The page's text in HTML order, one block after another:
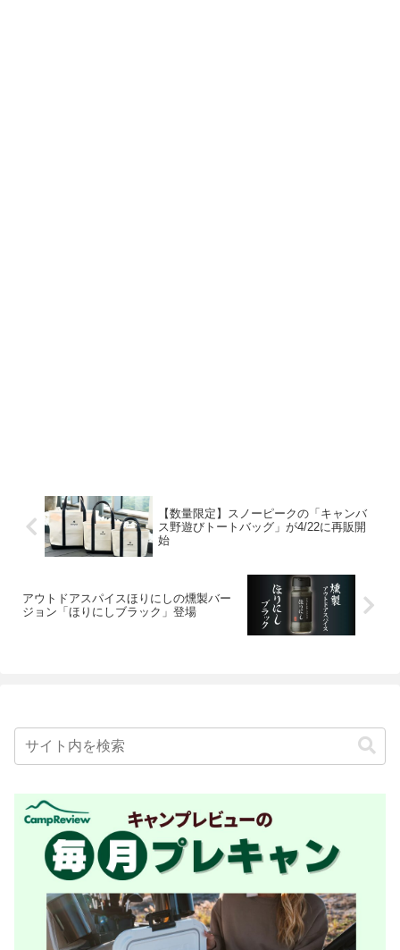
【数量限定】スノーピークの「キャンバ
ス野遊びトートバッグ」が4/22に再販開
始
アウトドアスパイスほりにしの燻製バー
ジョン「ほりにしブラック」登場